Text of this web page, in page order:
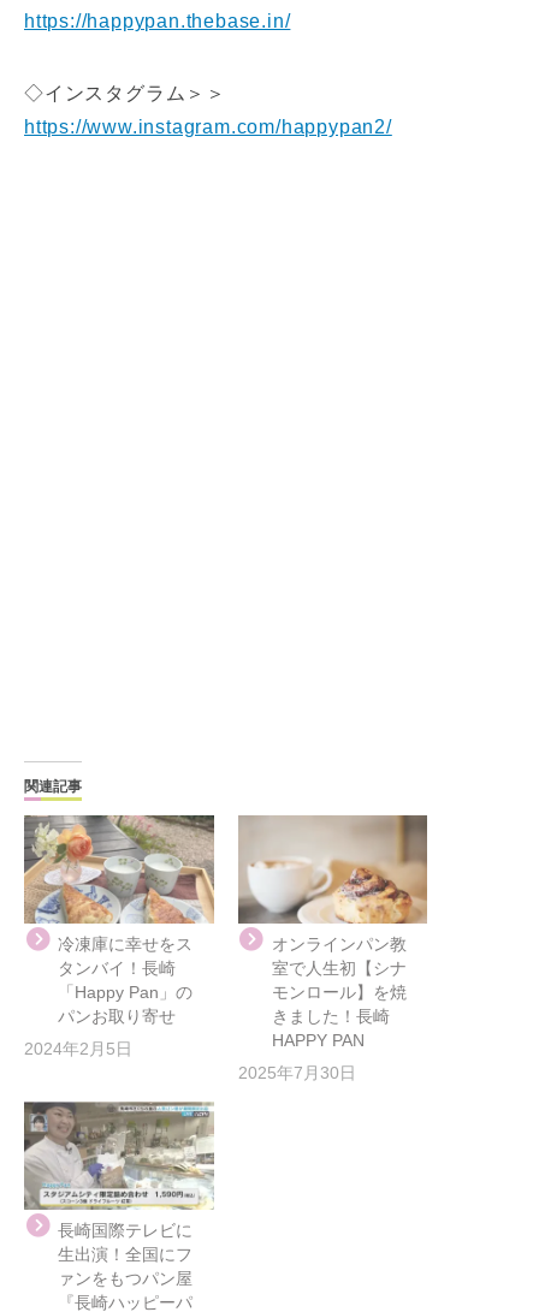
https://happypan.thebase.in/
◇インスタグラム＞＞
https://www.instagram.com/happypan2/
関連記事
冷凍庫に幸せをス
タンバイ！長崎
「Happy Pan」の
パンお取り寄せ
2024年2月5日
オンラインパン教
室で人生初【シナ
モンロール】を焼
きました！長崎
HAPPY PAN
2025年7月30日
長崎国際テレビに
生出演！全国にフ
ァンをもつパン屋
『長崎ハッピーパ